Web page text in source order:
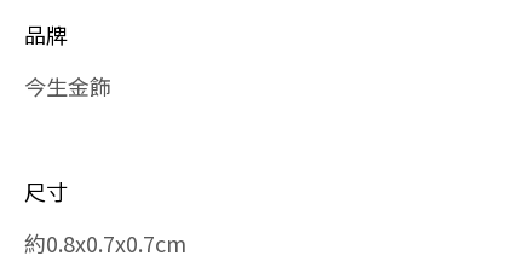
品牌
今生金飾
尺寸
約0.8x0.7x0.7cm